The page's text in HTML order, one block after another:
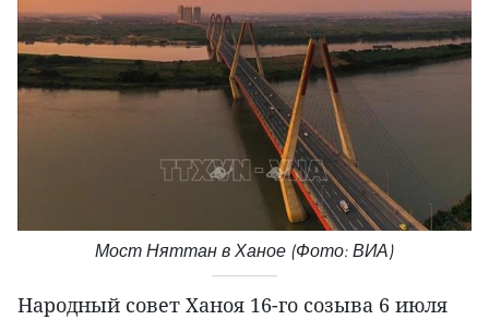
Мост Няттан в Ханое (Фото: ВИА)
Народный совет Ханоя 16-го созыва 6 июля